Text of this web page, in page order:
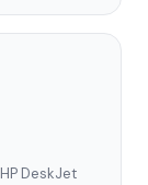
DeskJet